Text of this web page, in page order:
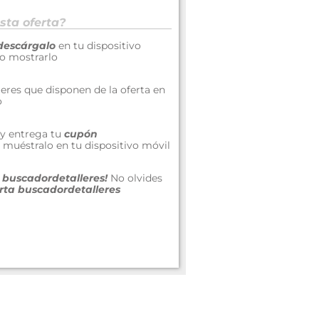
oferta?
en tu dispositivo
mostrarlo
que disponen de la oferta en
entrega tu cupón
en tu dispositivo móvil
No olvides
buscadordetalleres